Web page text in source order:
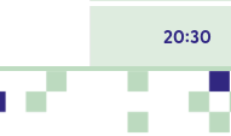
20:30